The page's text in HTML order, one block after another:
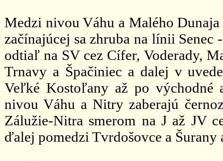
Medzi nivou Váhu a Malého
začínajúcej sa zhruba na línii
odtiaľ na SV cez Cífer, Voderady,
Trnavy a Špačiniec a dalej v
Veľké Kostoľany až po východné
nivou Váhu a Nitry zaberajú
Zálužie-Nitra smerom na J až JV
ďalej pomedzi Tvrdošovce a